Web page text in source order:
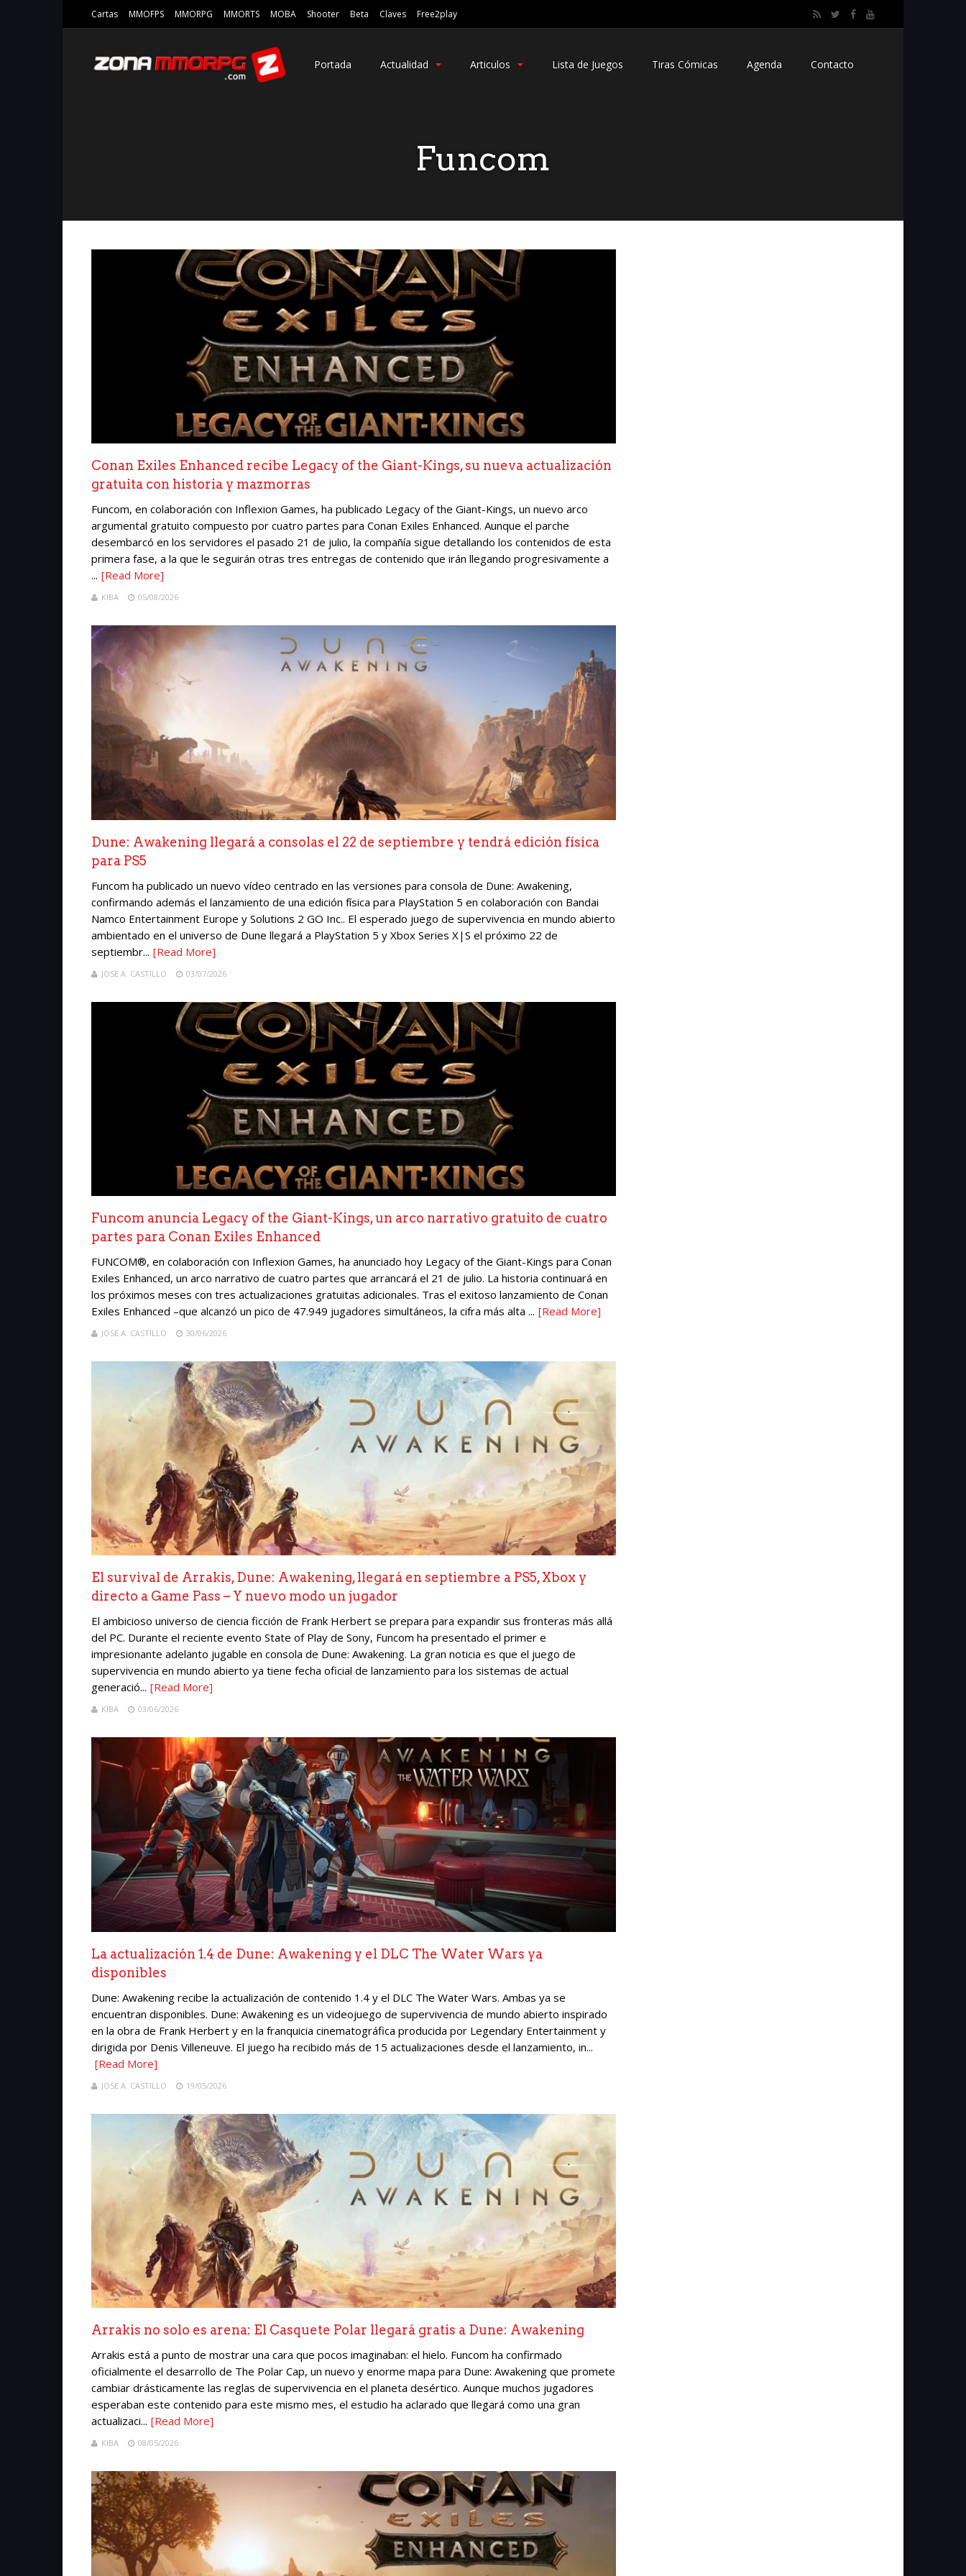
Cartas MMOFPS MMORPG MMORTS MOBA Shooter Beta Claves Free2play
Portada Actualidad Articulos Lista de Juegos Tiras Cómicas Agenda Contacto
Funcom
Conan Exiles Enhanced recibe Legacy of the Giant-Kings, su nueva actualización
gratuita con historia y mazmorras
Funcom, en colaboración con Inflexion Games, ha publicado Legacy of the Giant-Kings, un nuevo arco
argumental gratuito compuesto por cuatro partes para Conan Exiles Enhanced. Aunque el parche
desembarcó en los servidores el pasado 21 de julio, la compañía sigue detallando los contenidos de esta
primera fase, a la que le seguirán otras tres entregas de contenido que irán llegando progresivamente a
... [Read More]
KIBA 05/08/2026
Dune: Awakening llegará a consolas el 22 de septiembre y tendrá edición física
para PS5
Funcom ha publicado un nuevo vídeo centrado en las versiones para consola de Dune: Awakening,
confirmando además el lanzamiento de una edición física para PlayStation 5 en colaboración con Bandai
Namco Entertainment Europe y Solutions 2 GO Inc.. El esperado juego de supervivencia en mundo abierto
ambientado en el universo de Dune llegará a PlayStation 5 y Xbox Series X|S el próximo 22 de
septiembr... [Read More]
JOSE A. CASTILLO 03/07/2026
Funcom anuncia Legacy of the Giant-Kings, un arco narrativo gratuito de cuatro
partes para Conan Exiles Enhanced
FUNCOM®, en colaboración con Inflexion Games, ha anunciado hoy Legacy of the Giant-Kings para Conan
Exiles Enhanced, un arco narrativo de cuatro partes que arrancará el 21 de julio. La historia continuará en
los próximos meses con tres actualizaciones gratuitas adicionales. Tras el exitoso lanzamiento de Conan
Exiles Enhanced –que alcanzó un pico de 47.949 jugadores simultáneos, la cifra más alta ... [Read More]
JOSE A. CASTILLO 30/06/2026
El survival de Arrakis, Dune: Awakening, llegará en septiembre a PS5, Xbox y
directo a Game Pass – Y nuevo modo un jugador
El ambicioso universo de ciencia ficción de Frank Herbert se prepara para expandir sus fronteras más allá
del PC. Durante el reciente evento State of Play de Sony, Funcom ha presentado el primer e
impresionante adelanto jugable en consola de Dune: Awakening. La gran noticia es que el juego de
supervivencia en mundo abierto ya tiene fecha oficial de lanzamiento para los sistemas de actual
generació... [Read More]
KIBA 03/06/2026
La actualización 1.4 de Dune: Awakening y el DLC The Water Wars ya
disponibles
Dune: Awakening recibe la actualización de contenido 1.4 y el DLC The Water Wars. Ambas ya se
encuentran disponibles. Dune: Awakening es un videojuego de supervivencia de mundo abierto inspirado
en la obra de Frank Herbert y en la franquicia cinematográfica producida por Legendary Entertainment y
dirigida por Denis Villeneuve. El juego ha recibido más de 15 actualizaciones desde el lanzamiento, in...
[Read More]
JOSE A. CASTILLO 19/05/2026
Arrakis no solo es arena: El Casquete Polar llegará gratis a Dune: Awakening
Arrakis está a punto de mostrar una cara que pocos imaginaban: el hielo. Funcom ha confirmado
oficialmente el desarrollo de The Polar Cap, un nuevo y enorme mapa para Dune: Awakening que promete
cambiar drásticamente las reglas de supervivencia en el planeta desértico. Aunque muchos jugadores
esperaban este contenido para este mismo mes, el estudio ha aclarado que llegará como una gran
actualizaci... [Read More]
KIBA 08/05/2026